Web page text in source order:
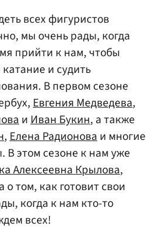
всех фигуристов
мы очень рады, когда
прийти к нам, чтобы
и судить
В первом сезоне
Евгения Медведева,
иИван Букин, а также
,Елена Радионоваи многие
В этом сезоне к нам уже
Алексеевна Крылова,
о том, как готовит свои
когда к нам кто-то
всех!